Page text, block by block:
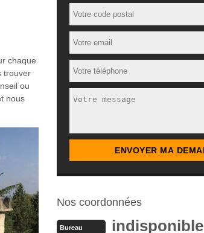
chaque
trouver
ou
nous
Nos coordonnées
Bureau indisponible